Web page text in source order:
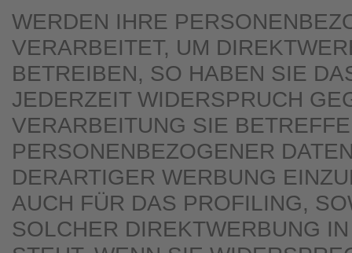
WERDEN IHRE
VERARBEITET, UM
BETREIBEN, SO HABEN SIE
JEDERZEIT WIDERSPRUCH
VERARBEITUNG SIE
PERSONENBEZOGENER
DERARTIGER WERBUNG
AUCH FÜR DAS PROFILING,
SOLCHER DIREKTWERBUNG